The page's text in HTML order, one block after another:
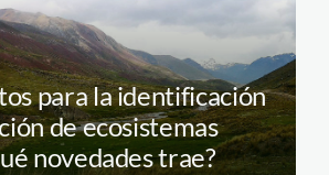
para la identificación
de ecosistemas
novedades trae?